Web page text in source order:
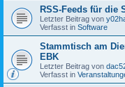
RSS-Feeds für die
Letzter Beitrag von
Verfasst in Software
Stammtisch am
EBK
Letzter Beitrag von
Verfasst in